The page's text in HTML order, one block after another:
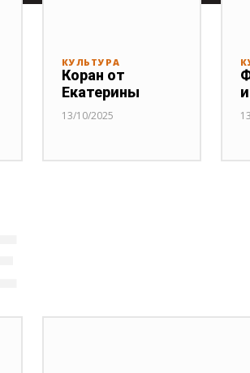
КУЛЬТУРА
Коран от
Екатерины
13/10/2025